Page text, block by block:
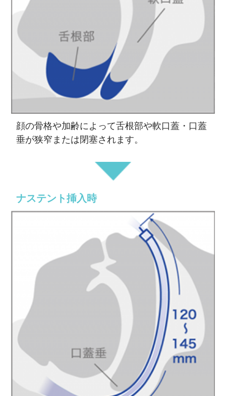
顔の骨格や加齢によって舌根部や軟口蓋・口蓋
垂が狭窄または閉塞されます。
ナステント挿入時